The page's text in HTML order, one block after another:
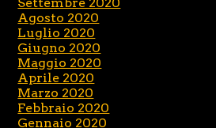
Agosto 2020
Luglio 2020
Giugno 2020
Maggio 2020
Aprile 2020
Marzo 2020
Febbraio 2020
Gennaio 2020